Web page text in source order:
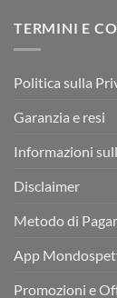
TERMINI E
Politica sulla
Garanzia e resi
Informazioni
Disclaimer
Metodo di
App
Promozioni e